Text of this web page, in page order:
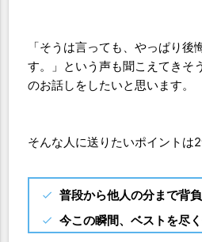
「そうは言っても、やっぱり後
す。」という声も聞こえてきそ
のお話しをしたいと思います。
そんな人に送りたいポイントは2
普段から他人の分まで背
今この瞬間、ベストを尽